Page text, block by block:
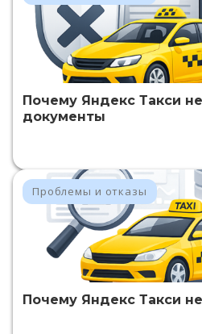
Почему Яндекс Такси
документы
Проблемы и отказы
Почему Яндекс Такси